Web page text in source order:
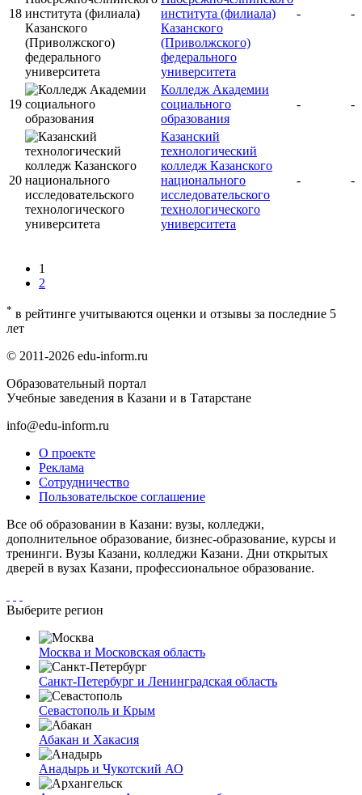
18
института (филиала)
Казанского
(Приволжского)
федерального
университета
- -
19
Колледж Академии
социального
образования
- -
20
Казанский
технологический
колледж Казанского
национального
исследовательского
технологического
университета
- -
1
2
* в рейтинге учитываются оценки и отзывы за последние 5
лет
© 2011-2026 edu-inform.ru
Образовательный портал
Учебные заведения в Казани и в Татарстане
info@edu-inform.ru
О проекте
Реклама
Сотрудничество
Пользовательское соглашение
Все об образовании в Казани: вузы, колледжи,
дополнительное образование, бизнес-образование, курсы и
тренинги. Вузы Казани, колледжи Казани. Дни открытых
дверей в вузах Казани, профессиональное образование.
Выберите регион
Москва и Московская область
Санкт-Петербург и Ленинградская область
Севастополь и Крым
Абакан и Хакасия
Анадырь и Чукотский АО